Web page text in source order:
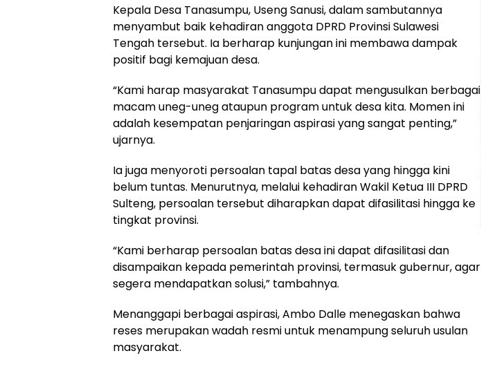
Kepala Desa Tanasumpu, Useng Sanusi, dalam sambutannya
menyambut baik kehadiran anggota DPRD Provinsi Sulawesi
Tengah tersebut. Ia berharap kunjungan ini membawa dampak
positif bagi kemajuan desa.
“Kami harap masyarakat Tanasumpu dapat mengusulkan berbagai
macam uneg-uneg ataupun program untuk desa kita. Momen ini
adalah kesempatan penjaringan aspirasi yang sangat penting,”
ujarnya.
Ia juga menyoroti persoalan tapal batas desa yang hingga kini
belum tuntas. Menurutnya, melalui kehadiran Wakil Ketua III DPRD
Sulteng, persoalan tersebut diharapkan dapat difasilitasi hingga ke
tingkat provinsi.
“Kami berharap persoalan batas desa ini dapat difasilitasi dan
disampaikan kepada pemerintah provinsi, termasuk gubernur, agar
segera mendapatkan solusi,” tambahnya.
Menanggapi berbagai aspirasi, Ambo Dalle menegaskan bahwa
reses merupakan wadah resmi untuk menampung seluruh usulan
masyarakat.